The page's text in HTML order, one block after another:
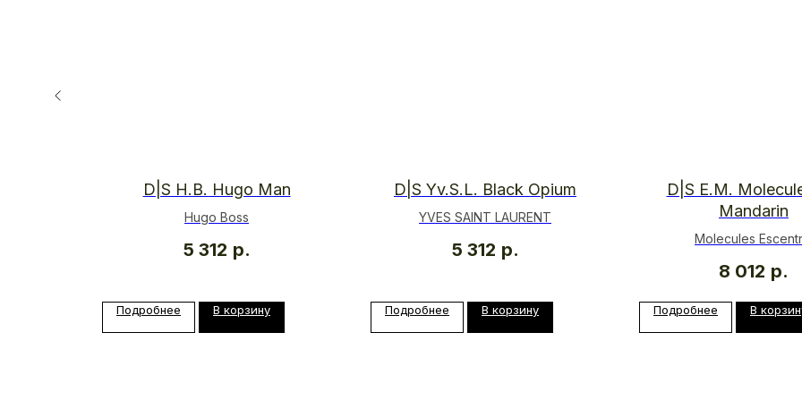
D|S H.B. Hugo Man
Hugo Boss
5 312 р.
Подробнее В корзину
D|S Yv.S.L. Black Opium
YVES SAINT LAURENT
5 312 р.
Подробнее В корзину
D|S E.M.
Mandarin
Molecules
8 012 р.
Подробнее В